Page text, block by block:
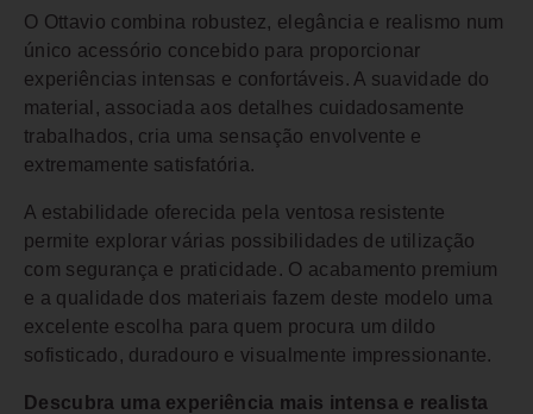
O Ottavio combina robustez, elegância e realismo num
único acessório concebido para proporcionar
experiências intensas e confortáveis. A suavidade do
material, associada aos detalhes cuidadosamente
trabalhados, cria uma sensação envolvente e
extremamente satisfatória.
A estabilidade oferecida pela ventosa resistente
permite explorar várias possibilidades de utilização
com segurança e praticidade. O acabamento premium
e a qualidade dos materiais fazem deste modelo uma
excelente escolha para quem procura um dildo
sofisticado, duradouro e visualmente impressionante.
Descubra uma experiência mais intensa e realista